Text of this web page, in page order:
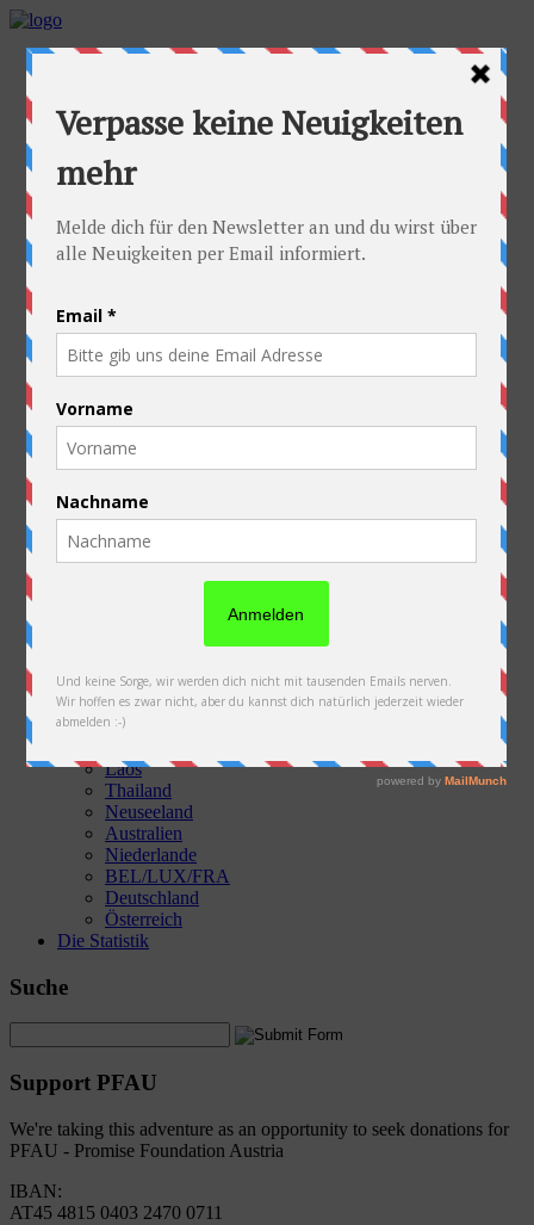
Home
Die häufigsten Fragen
Die Radler
Alexandra
Stefan
Kontakt
Die Route
Polen
Ukraine
Weißrussland
Russland
Kasachstan
Kirgistan
China
Laos
Neuseeland
Die gute Sache
Die Fotos & Videos
Russland
Kasachstan
Kirgistan
Laos
Thailand
Neuseeland
Australien
Niederlande
BEL/LUX/FRA
Deutschland
Österreich
Die Statistik
Suche
Support PFAU
We're taking this adventure as an opportunity to seek donations for
PFAU - Promise Foundation Austria
IBAN:
AT45 4815 0403 2470 0711